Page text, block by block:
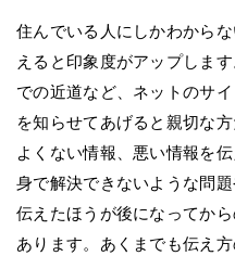
住んでいる人にしかわから
えると印象度がアップしま
での近道など、ネットのサ
を知らせてあげると親切な
よくない情報、悪い情報を
身で解決できないような問
伝えたほうが後になってか
あります。あくまでも伝え